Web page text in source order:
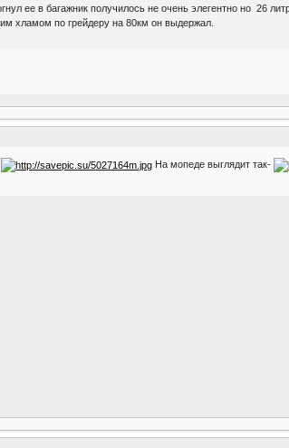
ее в багажник получилось не очень элегентно но 26
хламом по грейдеру на 80км он выдержал.
На мопеде выглядит так-